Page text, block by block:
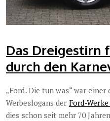
Das Dreigestirn
durch den
„Ford. Die tun was“ war
Werbeslogans der Ford-Werke
dies schon seit mehr 70